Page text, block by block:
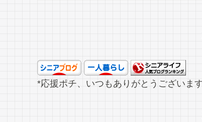
*応援ポチ、いつもありがとうございます